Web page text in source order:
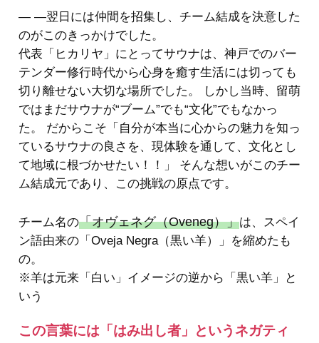
― ―翌日には仲間を招集し、チーム結成を決意した
のがこのきっかけでした。
代表「ヒカリヤ」にとってサウナは、神戸でのバー
テンダー修行時代から心身を癒す生活には切っても
切り離せない大切な場所でした。 しかし当時、留萌
ではまだサウナが“ブーム”でも“文化”でもなかっ
た。 だからこそ「自分が本当に心からの魅力を知っ
ているサウナの良さを、現体験を通して、文化とし
て地域に根づかせたい！！」 そんな想いがこのチー
ム結成元であり、この挑戦の原点です。
チーム名の「オヴェネグ（Oveneg）」は、スペイ
ン語由来の「Oveja Negra（黒い羊）」を縮めたも
の。
※羊は元来「白い」イメージの逆から「黒い羊」と
いう
この言葉には「はみ出し者」というネガティ